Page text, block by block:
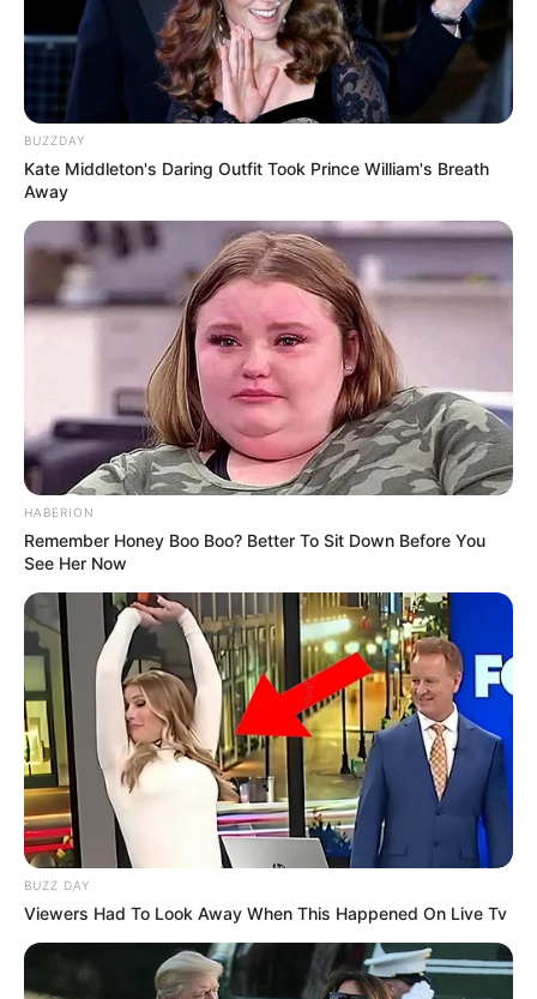
BUZZDAY
Kate Middleton's Daring Outfit Took Prince William's Breath
Away
HABERION
Remember Honey Boo Boo? Better To Sit Down Before You
See Her Now
BUZZ DAY
Viewers Had To Look Away When This Happened On Live Tv